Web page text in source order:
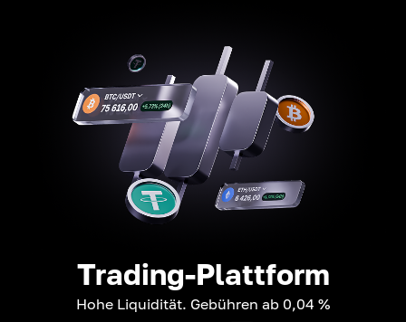
Trading-Plattform
Hohe Liquidität. Gebühren ab 0,04 %